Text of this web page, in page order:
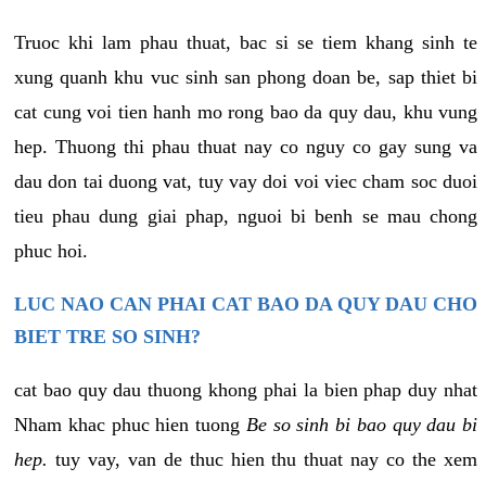
Truoc khi lam phau thuat, bac si se tiem khang sinh te
xung quanh khu vuc sinh san phong doan be, sap thiet bi
cat cung voi tien hanh mo rong bao da quy dau, khu vung
hep. Thuong thi phau thuat nay co nguy co gay sung va
dau don tai duong vat, tuy vay doi voi viec cham soc duoi
tieu phau dung giai phap, nguoi bi benh se mau chong
phuc hoi.
LUC NAO CAN PHAI CAT BAO DA QUY DAU CHO
BIET TRE SO SINH?
cat bao quy dau thuong khong phai la bien phap duy nhat
Nham khac phuc hien tuong Be so sinh bi bao quy dau bi
hep. tuy vay, van de thuc hien thu thuat nay co the xem